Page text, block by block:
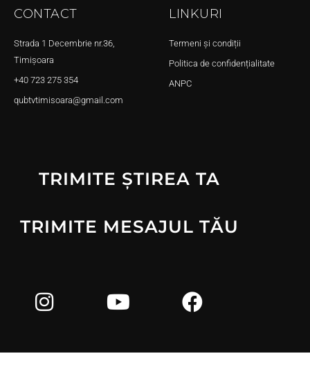
CONTACT
Strada 1 Decembrie nr.36,
Timișoara
+40 723 275 354
qubtvtimisoara@gmail.com
LINKURI
Termeni și condiții
Politica de confidențialitate
ANPC
TRIMITE ȘTIREA TA
TRIMITE MESAJUL TĂU